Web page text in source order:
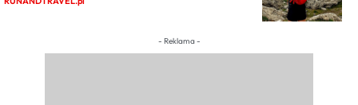
- Reklama -